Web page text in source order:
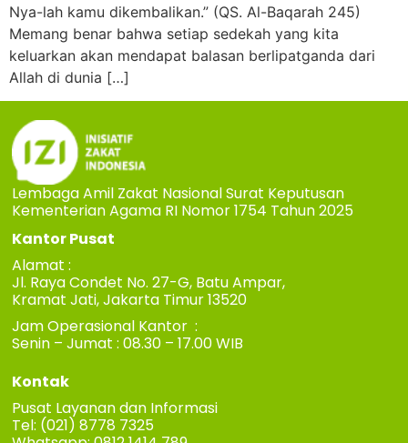
Nya-lah kamu dikembalikan.” (QS. Al-Baqarah 245)
Memang benar bahwa setiap sedekah yang kita
keluarkan akan mendapat balasan berlipatganda dari
Allah di dunia […]
Lembaga Amil Zakat Nasional Surat Keputusan
Kementerian Agama RI Nomor 1754 Tahun 2025
Kantor Pusat
Alamat :
Jl. Raya Condet No. 27-G, Batu Ampar,
Kramat Jati, Jakarta Timur 13520
Jam Operasional Kantor :
Senin – Jumat : 08.30 – 17.00 WIB
Kontak
Pusat Layanan dan Informasi
Tel: (021) 8778 7325